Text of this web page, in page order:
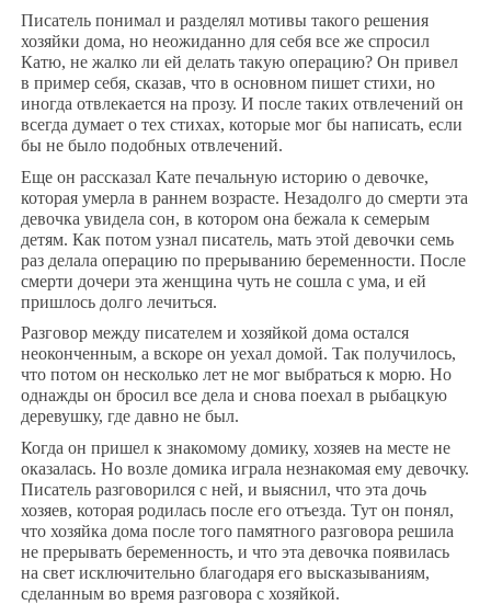
Писатель понимал и разделял мотивы такого решения
хозяйки дома, но неожиданно для себя все же спросил
Катю, не жалко ли ей делать такую операцию? Он привел
в пример себя, сказав, что в основном пишет стихи, но
иногда отвлекается на прозу. И после таких отвлечений он
всегда думает о тех стихах, которые мог бы написать, если
бы не было подобных отвлечений.
Еще он рассказал Кате печальную историю о девочке,
которая умерла в раннем возрасте. Незадолго до смерти эта
девочка увидела сон, в котором она бежала к семерым
детям. Как потом узнал писатель, мать этой девочки семь
раз делала операцию по прерыванию беременности. После
смерти дочери эта женщина чуть не сошла с ума, и ей
пришлось долго лечиться.
Разговор между писателем и хозяйкой дома остался
неоконченным, а вскоре он уехал домой. Так получилось,
что потом он несколько лет не мог выбраться к морю. Но
однажды он бросил все дела и снова поехал в рыбацкую
деревушку, где давно не был.
Когда он пришел к знакомому домику, хозяев на месте не
оказалась. Но возле домика играла незнакомая ему девочку.
Писатель разговорился с ней, и выяснил, что эта дочь
хозяев, которая родилась после его отъезда. Тут он понял,
что хозяйка дома после того памятного разговора решила
не прерывать беременность, и что эта девочка появилась
на свет исключительно благодаря его высказываниям,
сделанным во время разговора с хозяйкой.